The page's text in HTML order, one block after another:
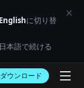
Englishに切り替
日本語で続ける
ダウンロード